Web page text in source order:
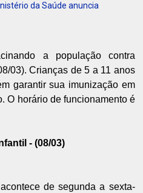
da Saúde anuncia
a população contra
03). Crianças de 5 a 11 anos
garantir sua imunização em
O horário de funcionamento é
- (08/03)
de segunda a sexta-